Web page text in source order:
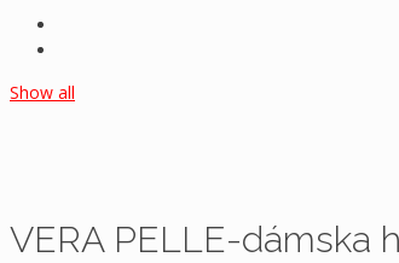
Show all
VERA PELLE-dámska